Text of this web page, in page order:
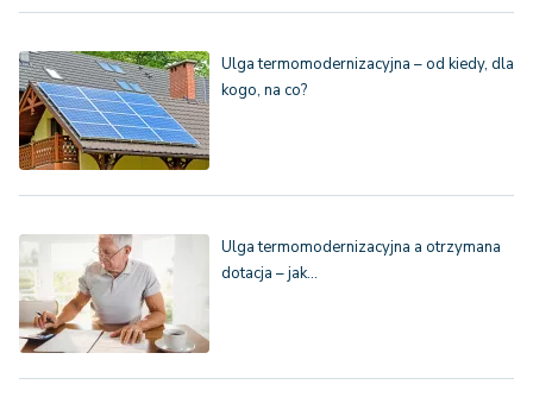
Ulga termomodernizacyjna – od kiedy, dla
kogo, na co?
Ulga termomodernizacyjna a otrzymana
dotacja – jak…